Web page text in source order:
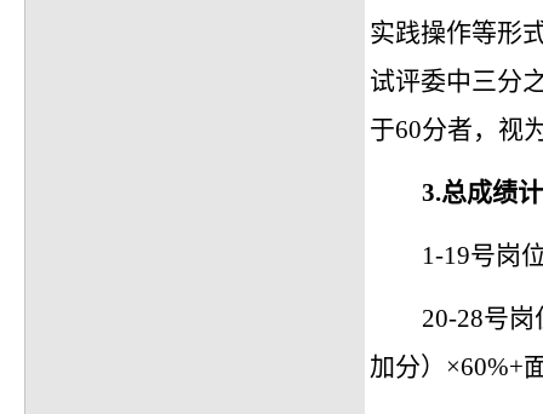
实践操作等形
试评委中三分
于60分者，视
3.总成绩
1-19号岗
20-28号
加分）×60%+